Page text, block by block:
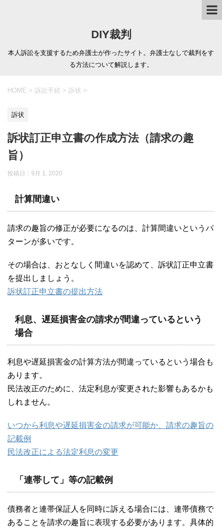
DIY裁判
本人訴訟を支援するため弁護士が作ったサイト。弁護士なしで裁判をす
る方法について解説します。
HOME > 訴訟手続 > 訴状 >
訴状
訴状訂正申立書の作成方法（請求の趣
旨）
投稿日： 9月 1, 2020
計算間違い
請求の趣旨の修正が必要になるのは、計算間違いというパ
ターンが多いです。
その場合は、おとなしく間違いを認めて、訴状訂正申立書
を提出しましょう。
訴状訂正申立書の提出方法
利息、遅延損害金の請求が間違っているという
場合
利息や遅延損害金の計算方法が間違っているという場合も
あります。
民法改正のために、法定利息が変更された影響もあるかも
しれません。
いつから利息や遅延損害金の請求が可能か、請求の趣旨の
記載例
民法改正による法定利息の変更
「連帯して」等の記載例
債務者と連帯保証人を同時に訴える場合には、連帯債務で
あることを請求の趣旨に表現する必要があります。具体的